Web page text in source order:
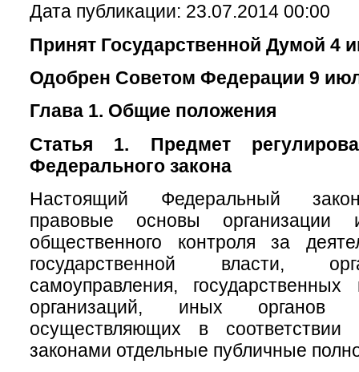
Дата публикации: 23.07.2014 00:00
Принят Государственной Думой 4
Одобрен Советом Федерации 9
Глава 1. Общие положения
Статья 1. Предмет
Федерального закона
Настоящий Федеральный
правовые основы организации
общественного контроля за
государственной власти,
самоуправления,
организаций, иных органов
осуществляющих в
законами отдельные публичные